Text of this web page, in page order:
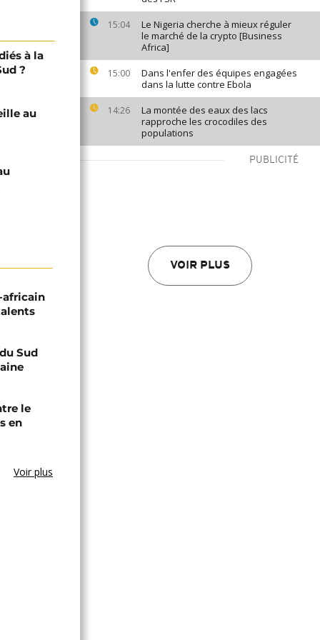
15:04
Le Nigeria cherche à mieux réguler
le marché de la crypto [Business
Africa]
15:00
Dans l'enfer des équipes engagées
dans la lutte contre Ebola
14:26
La montée des eaux des lacs
rapproche les crocodiles des
populations
PUBLICITÉ
VOIR PLUS
à la
?
au
africain
Sud
le
en
Voir plus